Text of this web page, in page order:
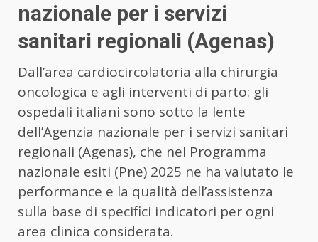
nazionale per i servizi
sanitari regionali (Agenas)
Dall’area cardiocircolatoria alla chirurgia
oncologica e agli interventi di parto: gli
ospedali italiani sono sotto la lente
dell’Agenzia nazionale per i servizi sanitari
regionali (Agenas), che nel Programma
nazionale esiti (Pne) 2025 ne ha valutato le
performance e la qualità dell’assistenza
sulla base di specifici indicatori per ogni
area clinica considerata.